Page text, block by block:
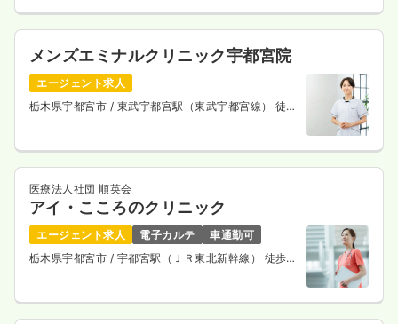
メンズエミナルクリニック宇都宮院
エージェント求人
栃木県宇都宮市 / 東武宇都宮駅（東武宇都宮線） 徒歩
医療法人社団 順英会
アイ・こころのクリニック
エージェント求人 電子カルテ
車通勤可
栃木県宇都宮市 / 宇都宮駅（ＪＲ東北新幹線） 徒歩3